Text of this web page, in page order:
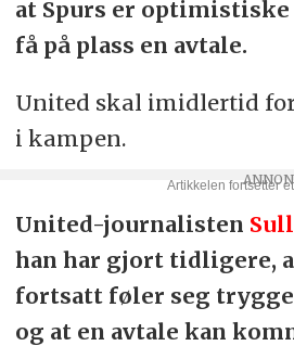
at Spurs er optimistiske
få på plass en avtale.
United skal imidlertid
i kampen.
United-journalisten
han har gjort tidligere,
fortsatt føler seg trygge
og at en avtale kan